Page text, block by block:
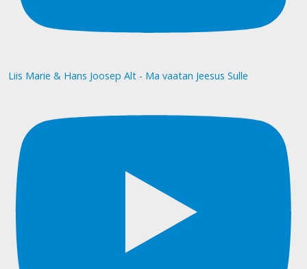
Liis Marie & Hans Joosep Alt - Ma vaatan Jeesus Sulle